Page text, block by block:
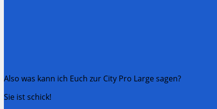
Also was kann ich Euch zur City Pro Large sagen?
Sie ist schick!